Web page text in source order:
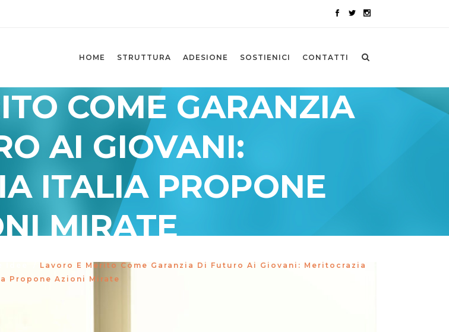
HOME STRUTTURA ADESIONE SOSTIENICI CONTATTI
COME GARANZIA
AI GIOVANI:
ITALIA PROPONE
MIRATE
Lavoro E Merito Come Garanzia Di Futuro Ai Giovani: Meritocrazia
Propone Azioni Mirate